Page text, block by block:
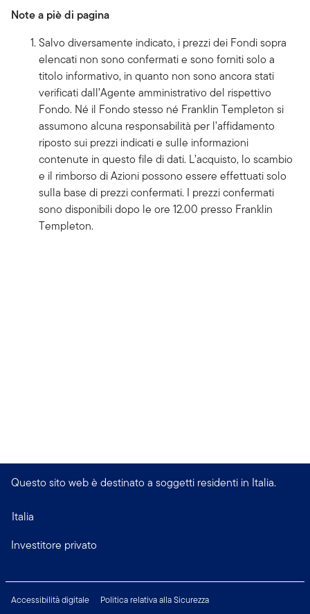
Note a piè di pagina
Salvo diversamente indicato, i prezzi dei Fondi sopra
elencati non sono confermati e sono forniti solo a
titolo informativo, in quanto non sono ancora stati
verificati dall’Agente amministrativo del rispettivo
Fondo. Né il Fondo stesso né Franklin Templeton si
assumono alcuna responsabilità per l’affidamento
riposto sui prezzi indicati e sulle informazioni
contenute in questo file di dati. L’acquisto, lo scambio
e il rimborso di Azioni possono essere effettuati solo
sulla base di prezzi confermati. I prezzi confermati
sono disponibili dopo le ore 12.00 presso Franklin
Templeton.
Questo sito web è destinato a soggetti residenti in Italia.
Italia
Investitore privato
Accessibilità digitale Politica relativa alla Sicurezza